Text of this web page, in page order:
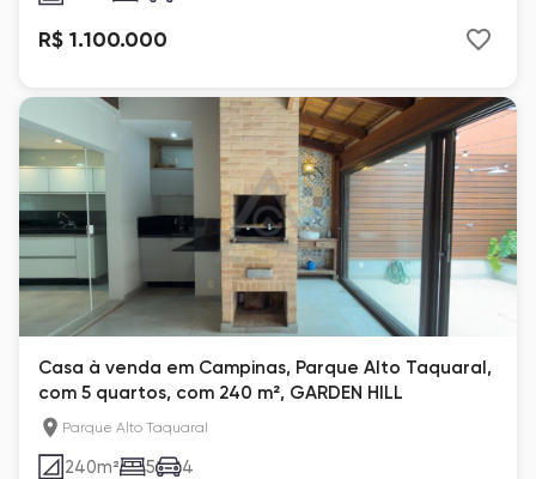
R$ 1.100.000
Casa à venda em Campinas, Parque Alto Taquaral,
com 5 quartos, com 240 m², GARDEN HILL
Parque Alto Taquaral
240m² 5 4